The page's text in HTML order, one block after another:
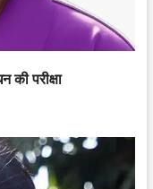
की परीक्षा